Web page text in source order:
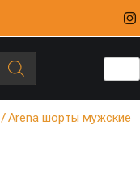
/ Arena шорты мужские